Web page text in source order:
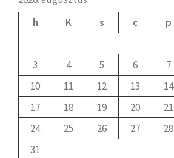
h
K s c p
3
4 5 6 7
10
11 12 13 14
17
18 19 20 21
24
25 26 27 28
31